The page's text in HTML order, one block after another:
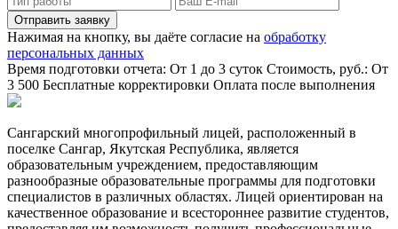
Отправить заявку
Нажимая на кнопку, вы даёте согласие на обработку
персональных данных
Время подготовки отчета: От 1 до 3 суток Стоимость, руб.: От
3 500 Бесплатные корректировки Оплата после выполнения
Сангарский многопрофильный лицей, расположенный в
поселке Сангар, Якутская Республика, является
образовательным учреждением, предоставляющим
разнообразные образовательные программы для подготовки
специалистов в различных областях. Лицей ориентирован на
качественное образование и всестороннее развитие студентов,